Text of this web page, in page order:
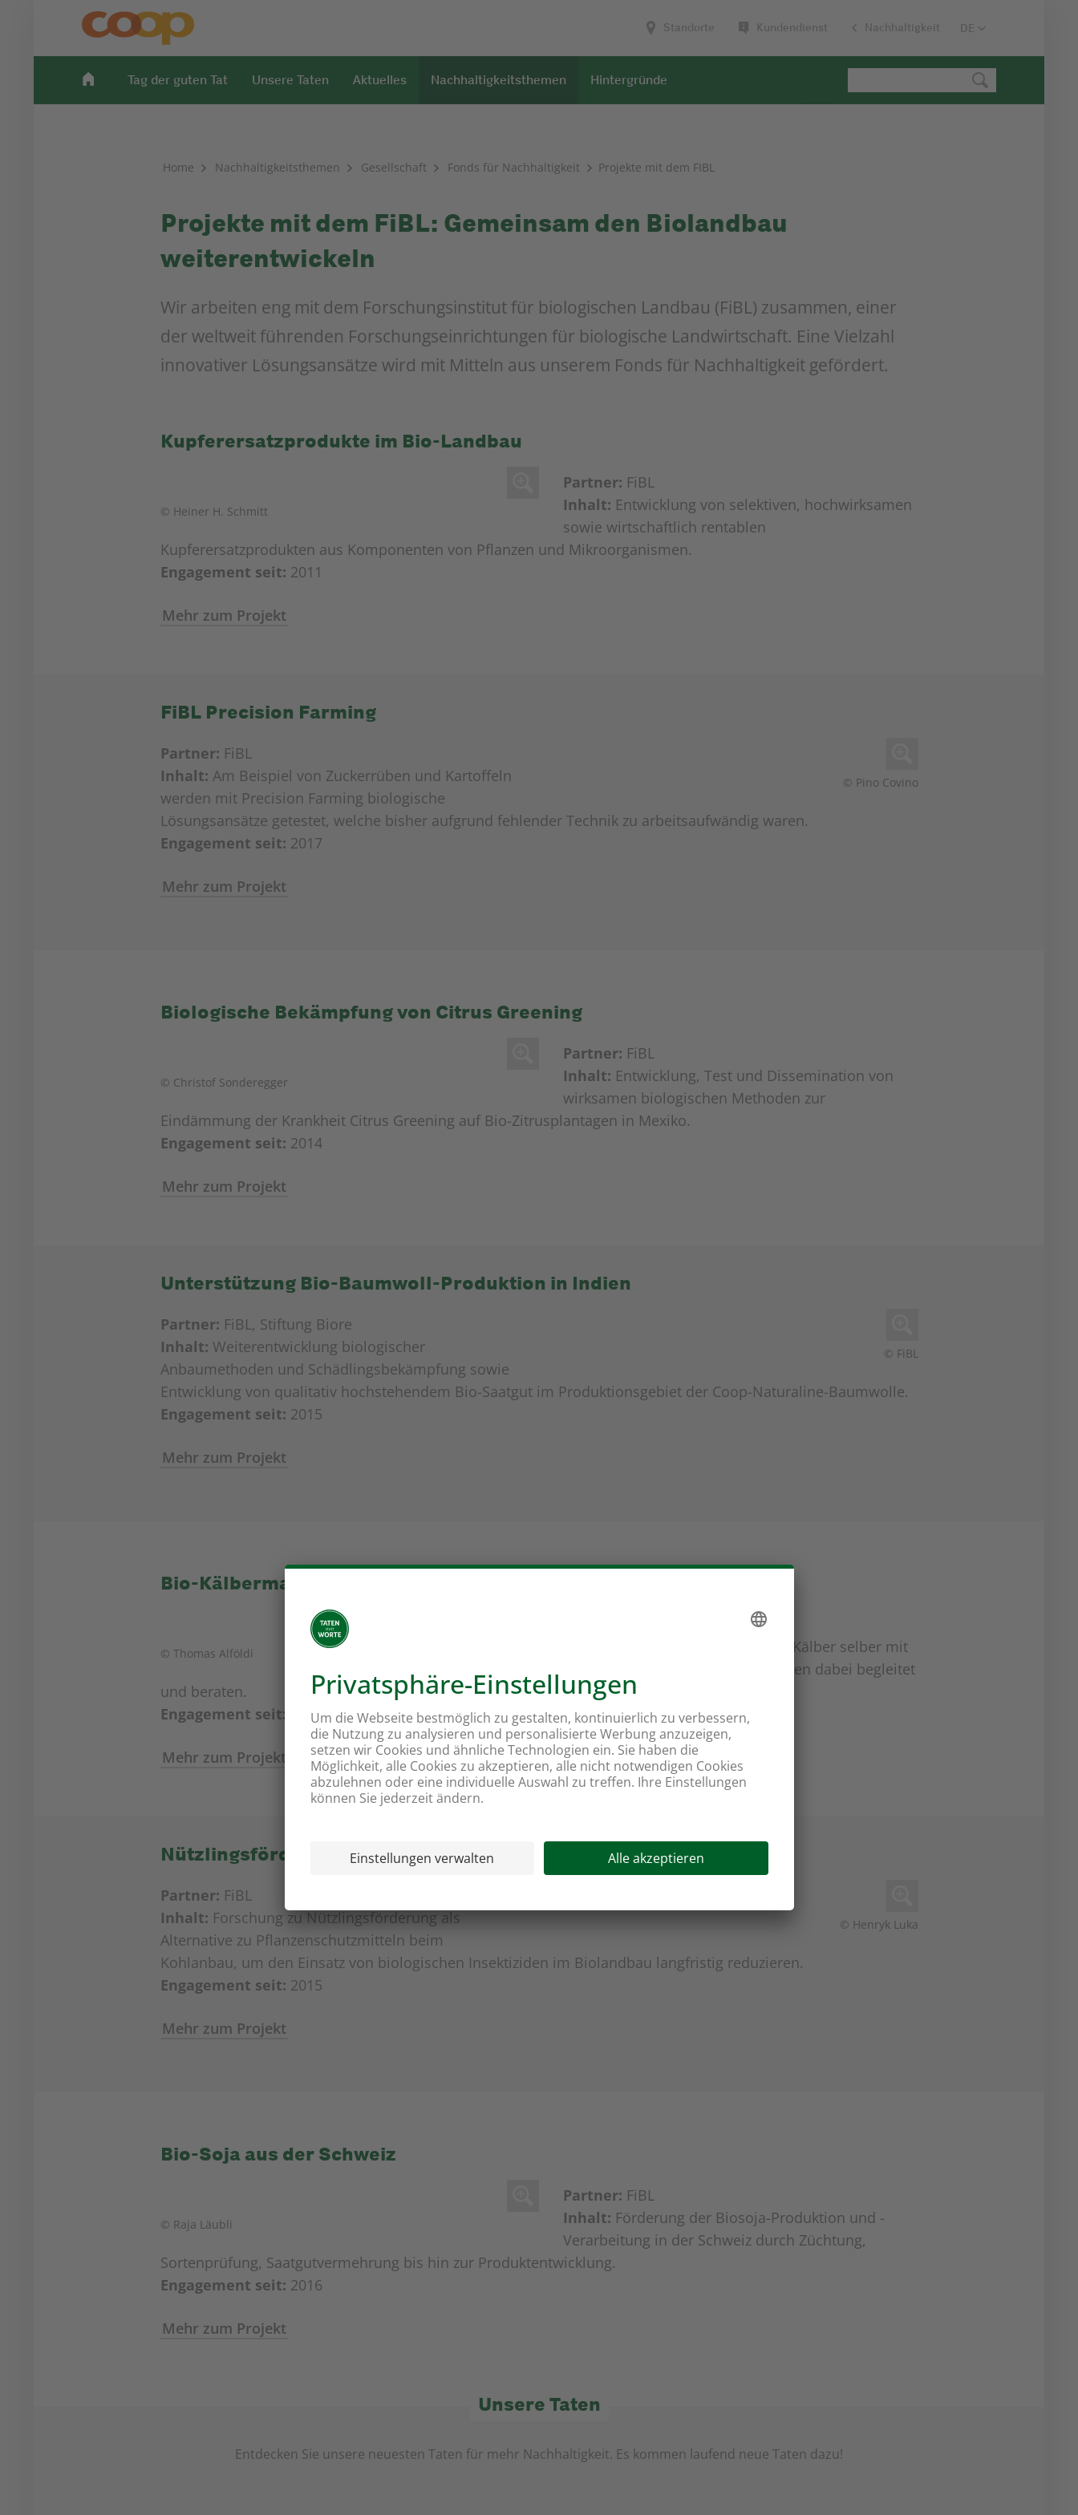
Standorte Kundendienst Nachhaltigkeit
Tag der guten Tat Unsere Taten Aktuelles Nachhaltigkeitsthemen Hintergründe
Home Nachhaltigkeitsthemen Gesellschaft Fonds für Nachhaltigkeit Projekte mit dem FIBL
Projekte mit dem FiBL: Gemeinsam den Biolandbau
weiterentwickeln
Wir arbeiten eng mit dem Forschungsinstitut für biologischen Landbau (FiBL) zusammen, einer
der weltweit führenden Forschungseinrichtungen für biologische Landwirtschaft. Eine Vielzahl
innovativer Lösungsansätze wird mit Mitteln aus unserem Fonds für Nachhaltigkeit gefördert.
Kupferersatzprodukte im Bio-Landbau
© Heiner H. Schmitt
Partner: FiBL
Inhalt: Entwicklung von selektiven, hochwirksamen
sowie wirtschaftlich rentablen
Kupferersatzprodukten aus Komponenten von Pflanzen und Mikroorganismen.
Engagement seit: 2011
Mehr zum Projekt
FiBL Precision Farming
© Pino Covino
Partner: FiBL
Inhalt: Am Beispiel von Zuckerrüben und Kartoffeln
werden mit Precision Farming biologische
Lösungsansätze getestet, welche bisher aufgrund fehlender Technik zu arbeitsaufwändig waren.
Engagement seit: 2017
Mehr zum Projekt
Biologische Bekämpfung von Citrus Greening
© Christof Sonderegger
Partner: FiBL
Inhalt: Entwicklung, Test und Dissemination von
wirksamen biologischen Methoden zur
Eindämmung der Krankheit Citrus Greening auf Bio-Zitrusplantagen in Mexiko.
Engagement seit: 2014
Mehr zum Projekt
Unterstützung Bio-Baumwoll-Produktion in Indien
© FiBL
Partner: FiBL, Stiftung Biore
Inhalt: Weiterentwicklung biologischer
Anbaumethoden und Schädlingsbekämpfung sowie
Entwicklung von qualitativ hochstehendem Bio-Saatgut im Produktionsgebiet der Coop-Naturaline-Baumwolle.
Engagement seit: 2015
Mehr zum Projekt
Bio-Kälbermast mit Müttern und Ammenhaltung
© Thomas Alföldi
Bio-Betriebe, die neu ihre Kälber selber mit
den Ammen halten möchten werden dabei begleitet
und beraten.
Engagement seit: 2009
Mehr zum Projekt
Nützlingsförderung beim Kohlanbau
© Henryk Luka
Partner: FiBL
Inhalt: Forschung zu Nützlingsförderung als
Alternative zu Pflanzenschutzmitteln beim
Kohlanbau, um den Einsatz von biologischen Insektiziden im Biolandbau langfristig reduzieren.
Engagement seit: 2015
Mehr zum Projekt
Bio-Soja aus der Schweiz
© Raja Läubli
Partner: FiBL
Inhalt: Förderung der Biosoja-Produktion und -
Verarbeitung in der Schweiz durch Züchtung,
Sortenprüfung, Saatgutvermehrung bis hin zur Produktentwicklung.
Engagement seit: 2016
Mehr zum Projekt
Unsere Taten
Entdecken Sie unsere neuesten Taten für mehr Nachhaltigkeit. Es kommen laufend neue Taten dazu!